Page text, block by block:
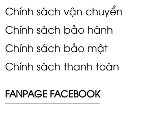
Chính sách vận chuyển
Chính sách bảo hành
Chính sách bảo mật
Chính sách thanh toán
FANPAGE FACEBOOK